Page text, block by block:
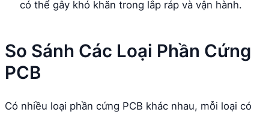
có thể gây khó khăn trong lắp ráp và vận hành.
So Sánh Các Loại Phần Cứng
PCB
Có nhiều loại phần cứng PCB khác nhau, mỗi loại có